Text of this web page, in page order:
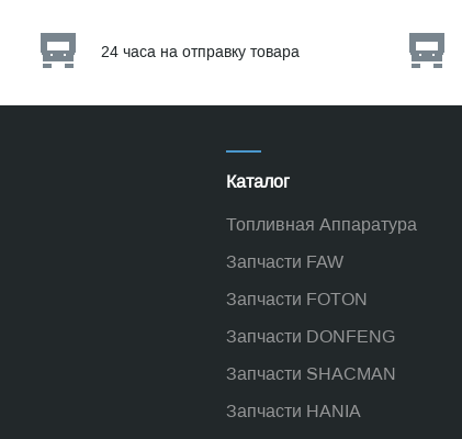
24 часа на отправку товара
Каталог
Топливная Аппаратура
Запчасти FAW
Запчасти FOTON
Запчасти DONFENG
Запчасти SHACMAN
Запчасти HANIA